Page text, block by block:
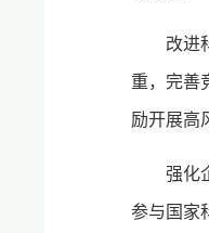
改进
重，完善
励开展高
强化
参与国家